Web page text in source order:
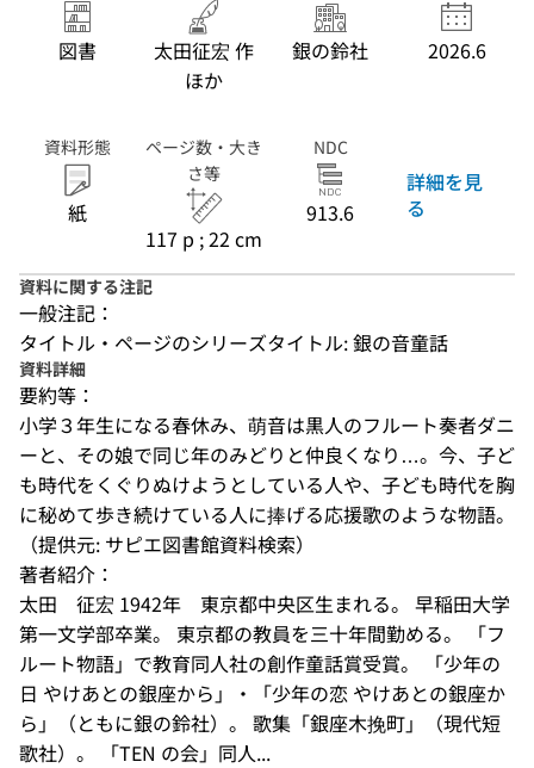
図書
太田征宏 作
ほか
銀の鈴社 2026.6
資料形態
紙
ページ数・大き
さ等
117 p ; 22 cm
NDC
913.6
詳細を見
る
資料に関する注記
一般注記：
タイトル・ページのシリーズタイトル: 銀の音童話
資料詳細
要約等：
小学３年生になる春休み、萌音は黒人のフルート奏者ダニ
ーと、その娘で同じ年のみどりと仲良くなり…。今、子ど
も時代をくぐりぬけようとしている人や、子ども時代を胸
に秘めて歩き続けている人に捧げる応援歌のような物語。
（提供元: サピエ図書館資料検索）
著者紹介：
太田　征宏 1942年　東京都中央区生まれる。 早稲田大学
第一文学部卒業。 東京都の教員を三十年間勤める。 「フ
ルート物語」で教育同人社の創作童話賞受賞。 「少年の
日 やけあとの銀座から」・「少年の恋 やけあとの銀座か
ら」（ともに銀の鈴社）。 歌集「銀座木挽町」（現代短
歌社）。 「TEN の会」同人...